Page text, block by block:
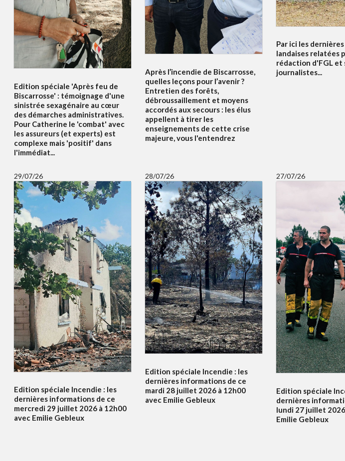
Edition spéciale 'Après feu de
Biscarrosse' : témoignage d'une
sinistrée sexagénaire au cœur
des démarches administratives.
Pour Catherine le 'combat' avec
les assureurs (et experts) est
complexe mais 'positif' dans
l'immédiat...
Après l’incendie de Biscarrosse,
quelles leçons pour l’avenir ?
Entretien des forêts,
débroussaillement et moyens
accordés aux secours : les élus
appellent à tirer les
enseignements de cette crise
majeure, vous l'entendrez
Par ici les
landaises relatées
rédaction d'FGL et
journalistes...
29/07/26
Edition spéciale Incendie : les
dernières informations de ce
mercredi 29 juillet 2026 à 12h00
avec Emilie Gebleux
28/07/26
Edition spéciale Incendie : les
dernières informations de ce
mardi 28 juillet 2026 à 12h00
avec Emilie Gebleux
27/07/26
Edition spéciale
dernières
lundi 27 juillet
Emilie Gebleux